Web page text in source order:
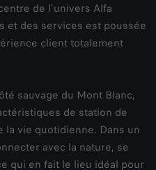
de l'univers Alfa
et des services est poussée
client totalement
sauvage du Mont Blanc,
de station de
la vie quotidienne. Dans un
avec la nature, se
qui en fait le lieu idéal pour